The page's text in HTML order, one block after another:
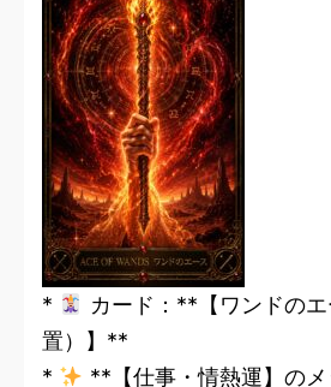
*
カード：**【ワンドの
置）】**
*
**【仕事・情熱運】の